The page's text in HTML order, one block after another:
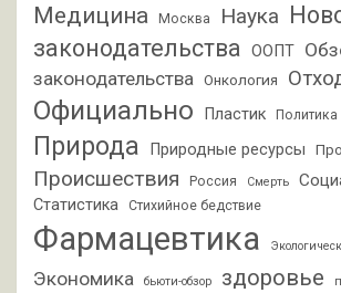
Медицина Москва Наука
законодательства ООПТ
законодательства Онкология
Официально Пластик Политика
Природа Природные ресурсы
Происшествия Россия Смерть
Статистика Стихийное бедствие
Фармацевтика
Экономика бьюти-обзор здоровье